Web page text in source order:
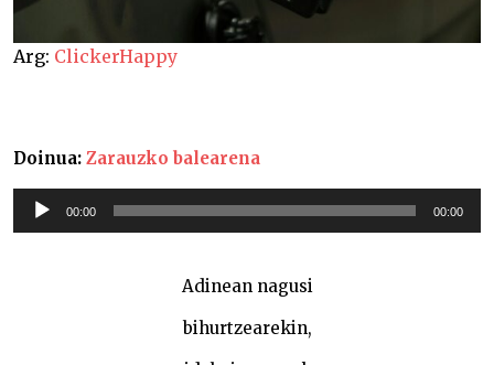
Arg: ClickerHappy
Doinua: Zarauzko balearena
Soinu
erreproduzigailua
00:00 00:00
Adinean nagusi
bihurtzearekin,